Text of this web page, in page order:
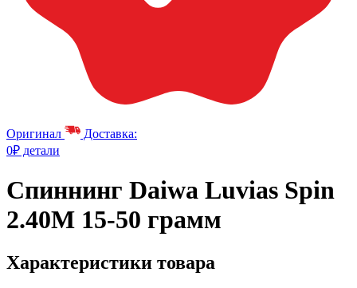
Оригинал
Доставка:
0₽ детали
Спиннинг Daiwa Luvias Spin
2.40M 15-50 грамм
Характеристики товара